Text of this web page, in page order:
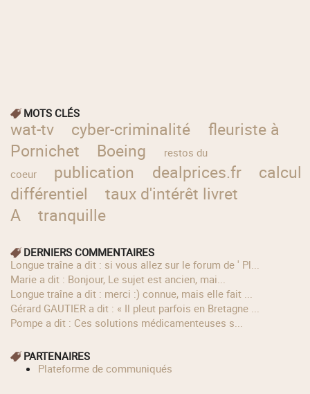
MOTS CLÉS
wat-tv cyber-criminalité
fleuriste à
Pornichet
Boeing
restos du
coeur
publication dealprices.fr
calcul
différentiel
taux d'intérêt livret
A
tranquille
DERNIERS COMMENTAIRES
longue traîne a dit : si vous allez sur le forum de ' Pl...
Marie a dit : Bonjour, Le sujet est ancien, mai...
longue traîne a dit : merci :) connue, mais elle fait ...
Gérard GAUTIER a dit : « Il pleut parfois en Bretagne ...
Pompe a dit : Ces solutions médicamenteuses s...
PARTENAIRES
Plateforme de communiqués